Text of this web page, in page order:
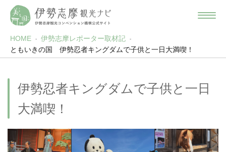
HOME
伊勢志摩レポーター取材記
ともいきの国 伊勢忍者キングダムで子供と一日大満喫！
伊勢忍者キングダムで子供と一日
大満喫！